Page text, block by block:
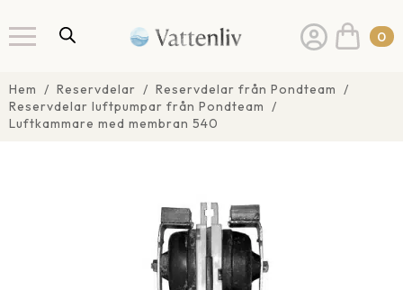
0
Hem Reservdelar
Reservdelar från Pondteam
Reservdelar luftpumpar från Pondteam
Luftkammare med membran 540